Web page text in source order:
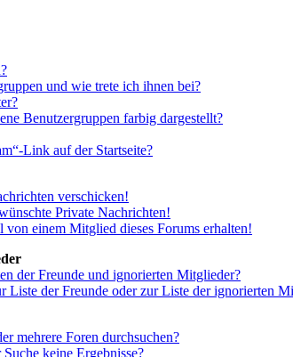
und wie trete ich ihnen bei?
Benutzergruppen farbig dargestellt?
Link auf der Startseite?
verschicken!
Private Nachrichten!
von einem Mitglied dieses Forums erhalten!
der Freunde und ignorierten Mitglieder?
Liste der Freunde oder zur Liste der ignorierten
mehrere Foren durchsuchen?
keine Ergebnisse?